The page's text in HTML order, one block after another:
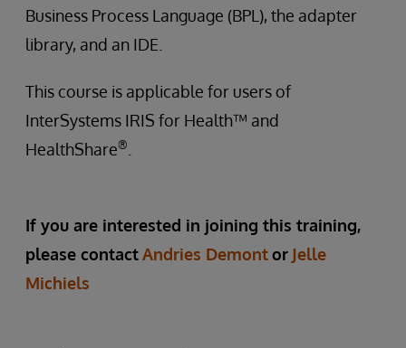
Business Process Language (BPL), the adapter
library, and an IDE.
This course is applicable for users of
InterSystems IRIS for Health™ and
HealthShare®
If you are interested in joining this training,
please contactAndries Demontor Jelle
Michiels